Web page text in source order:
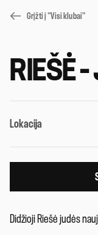
Grįžti į "Visi klubai"
Didžioji Riešė judės
Lokacija
RIEŠĖ